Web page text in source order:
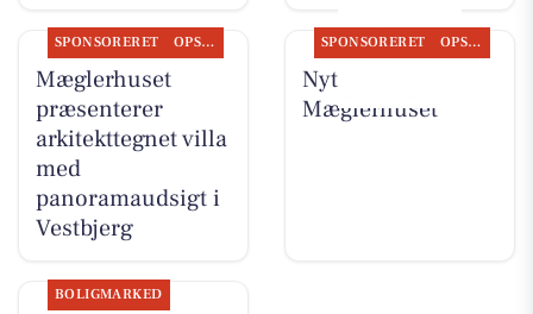
SPONSORERET OPSLAGSTAVLEN
Mæglerhuset
præsenterer
arkitekttegnet villa
med
panoramaudsigt i
Vestbjerg
SPONSORERET OPSLAGSTAVLEN
Nyt fra
Mæglerhuset
BOLIGMARKED